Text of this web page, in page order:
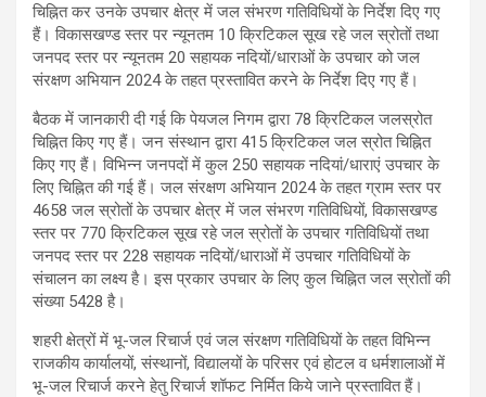
चिह्नित कर उनके उपचार क्षेत्र में जल संभरण गतिविधियों के निर्देश दिए गए
हैं। विकासखण्ड स्तर पर न्यूनतम 10 क्रिटिकल सूख रहे जल स्रोतों तथा
जनपद स्तर पर न्यूनतम 20 सहायक नदियों/धाराओं के उपचार को जल
संरक्षण अभियान 2024 के तहत प्रस्तावित करने के निर्देश दिए गए हैं।
बैठक में जानकारी दी गई कि पेयजल निगम द्वारा 78 क्रिटिकल जलस्रोत
चिह्नित किए गए हैं। जन संस्थान द्वारा 415 क्रिटिकल जल स्रोत चिह्नित
किए गए हैं। विभिन्न जनपदों में कुल 250 सहायक नदियां/धाराएं उपचार के
लिए चिह्नित की गई हैं। जल संरक्षण अभियान 2024 के तहत ग्राम स्तर पर
4658 जल स्रोतों के उपचार क्षेत्र में जल संभरण गतिविधियों, विकासखण्ड
स्तर पर 770 क्रिटिकल सूख रहे जल स्रोतों के उपचार गतिविधियों तथा
जनपद स्तर पर 228 सहायक नदियों/धाराओं में उपचार गतिविधियों के
संचालन का लक्ष्य है। इस प्रकार उपचार के लिए कुल चिह्नित जल स्रोतों की
संख्या 5428 है।
शहरी क्षेत्रों में भू-जल रिचार्ज एवं जल संरक्षण गतिविधियों के तहत विभिन्न
राजकीय कार्यालयों, संस्थानों, विद्यालयों के परिसर एवं होटल व धर्मशालाओं में
भू-जल रिचार्ज करने हेतु रिचार्ज शॉफट निर्मित किये जाने प्रस्तावित हैं।